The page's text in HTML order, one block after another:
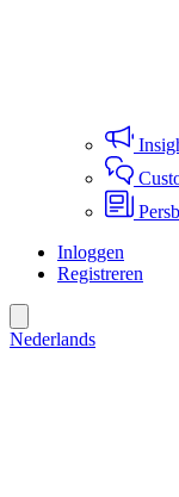
Inloggen
Registreren
Nederlands